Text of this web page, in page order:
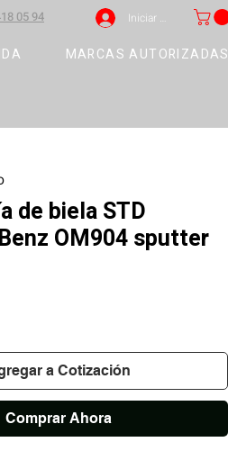
05 94 Iniciar sesión
MARCAS AUTORIZADAS
de biela STD
OM904 sputter
a Cotización
Comprar Ahora